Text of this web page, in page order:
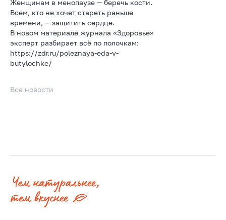
Женщинам в менопаузе — беречь кости.
Всем, кто не хочет стареть раньше
времени, — защитить сердце.
В новом материале журнала «Здоровье»
эксперт разбирает всё по полочкам:
https://zdr.ru/poleznaya-eda-v-
butylochke/
Все новости